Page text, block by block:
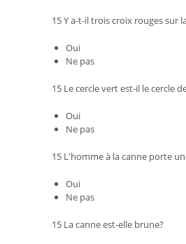
15 Y a-t-il trois croix rouges sur
Oui
Ne pas
15 Le cercle vert est-il le cercle
Oui
Ne pas
15 L'homme à la canne porte
Oui
Ne pas
15 La canne est-elle brune?